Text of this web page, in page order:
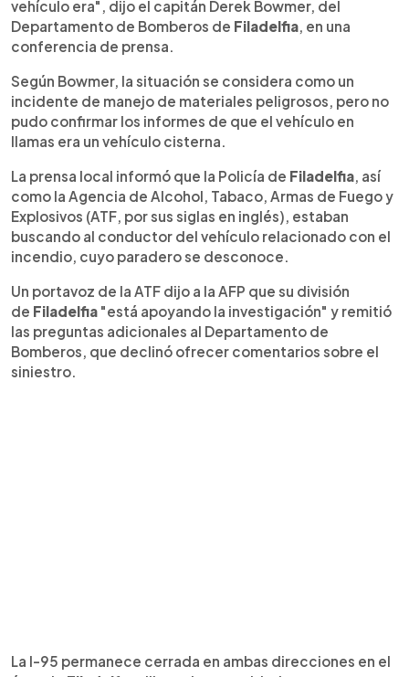
vehículo era", dijo el capitán Derek Bowmer, del
Departamento de Bomberos de Filadelfia, en una
conferencia de prensa.
Según Bowmer, la situación se considera como un
incidente de manejo de materiales peligrosos, pero no
pudo confirmar los informes de que el vehículo en
llamas era un vehículo cisterna.
La prensa local informó que la Policía de Filadelfia, así
como la Agencia de Alcohol, Tabaco, Armas de Fuego y
Explosivos (ATF, por sus siglas en inglés), estaban
buscando al conductor del vehículo relacionado con el
incendio, cuyo paradero se desconoce.
Un portavoz de la ATF dijo a la AFP que su división
de Filadelfia "está apoyando la investigación" y remitió
las preguntas adicionales al Departamento de
Bomberos, que declinó ofrecer comentarios sobre el
siniestro.
La I-95 permanece cerrada en ambas direcciones en el